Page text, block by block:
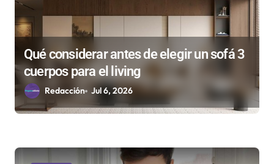
Qué considerar antes de elegir un sofá 3
cuerpos para el living
Redacción Jul 6, 2026